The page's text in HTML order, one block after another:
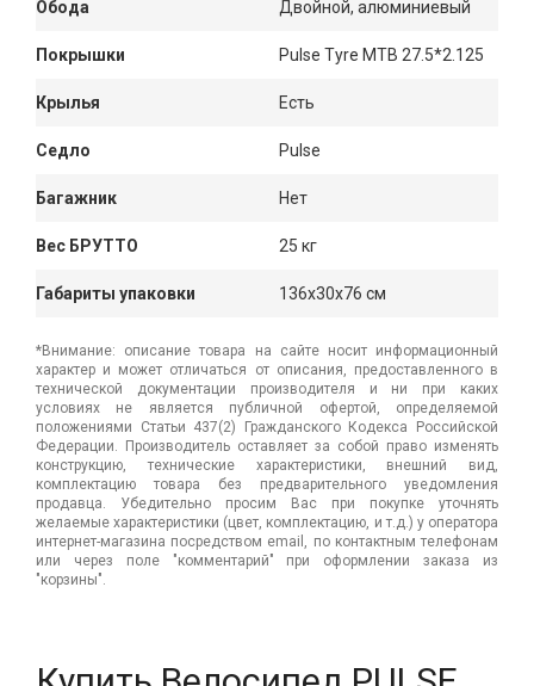
Обода Двойной, алюминиевый
Покрышки Pulse Tyre MTB 27.5*2.125
Крылья Есть
Седло Pulse
Багажник Нет
Вес БРУТТО 25 кг
Габариты упаковки 136x30x76 см
*Внимание: описание товара на сайте носит информационный
характер и может отличаться от описания, предоставленного в
технической документации производителя и ни при каких
условиях не является публичной офертой, определяемой
положениями Статьи 437(2) Гражданского Кодекса Российской
Федерации. Производитель оставляет за собой право изменять
конструкцию, технические характеристики, внешний вид,
комплектацию товара без предварительного уведомления
продавца. Убедительно просим Вас при покупке уточнять
желаемые характеристики (цвет, комплектацию, и т.д.) у оператора
интернет-магазина посредством email, по контактным телефонам
или через поле "комментарий" при оформлении заказа из
"корзины".